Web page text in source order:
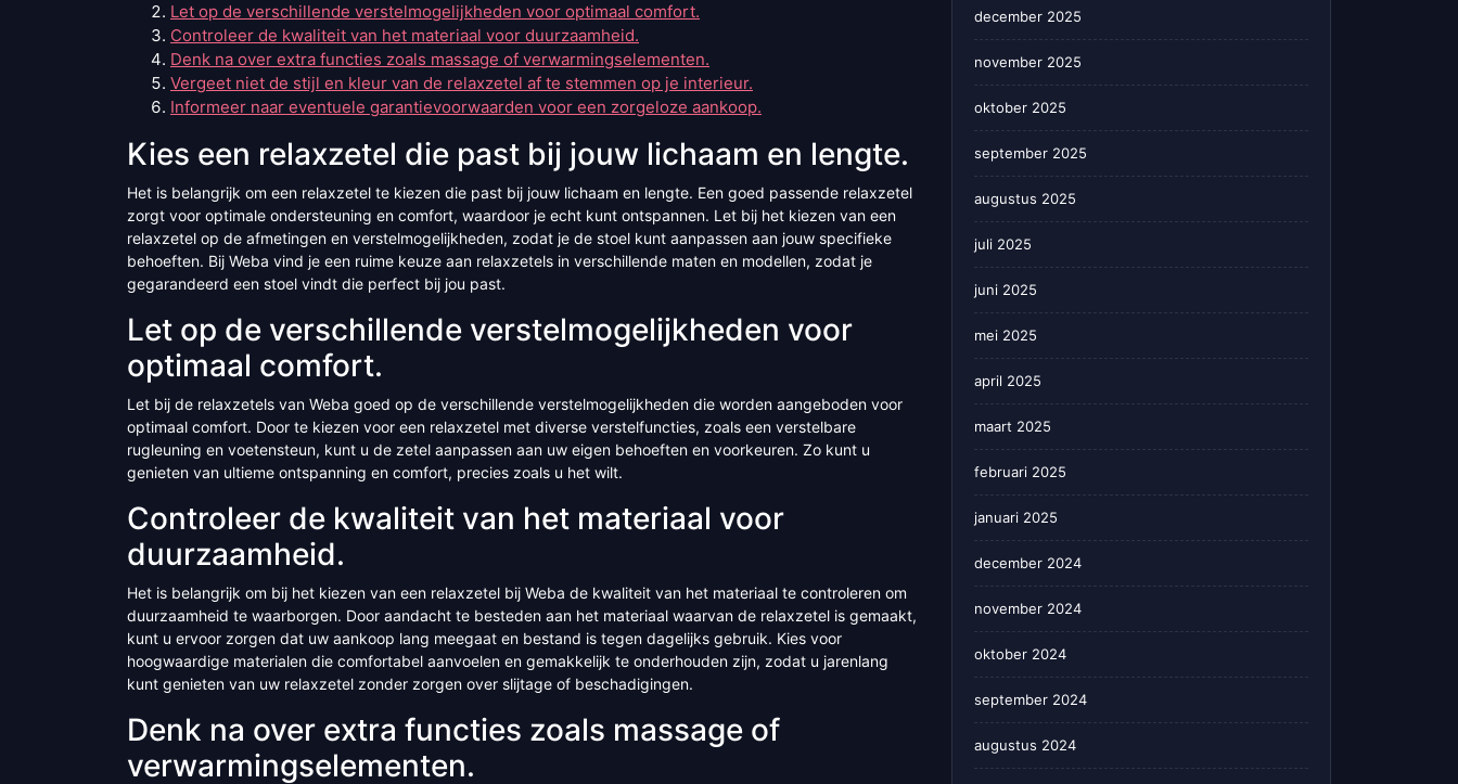
Let op de verschillende verstelmogelijkheden voor optimaal comfort.
Controleer de kwaliteit van het materiaal voor duurzaamheid.
Denk na over extra functies zoals massage of verwarmingselementen.
Vergeet niet de stijl en kleur van de relaxzetel af te stemmen op je interieur.
Informeer naar eventuele garantievoorwaarden voor een zorgeloze aankoop.
Kies een relaxzetel die past bij jouw lichaam en lengte.
Het is belangrijk om een relaxzetel te kiezen die past bij jouw lichaam en lengte. Een goed passende relaxzetel
zorgt voor optimale ondersteuning en comfort, waardoor je echt kunt ontspannen. Let bij het kiezen van een
relaxzetel op de afmetingen en verstelmogelijkheden, zodat je de stoel kunt aanpassen aan jouw specifieke
behoeften. Bij Weba vind je een ruime keuze aan relaxzetels in verschillende maten en modellen, zodat je
gegarandeerd een stoel vindt die perfect bij jou past.
Let op de verschillende verstelmogelijkheden voor
optimaal comfort.
Let bij de relaxzetels van Weba goed op de verschillende verstelmogelijkheden die worden aangeboden voor
optimaal comfort. Door te kiezen voor een relaxzetel met diverse verstelfuncties, zoals een verstelbare
rugleuning en voetensteun, kunt u de zetel aanpassen aan uw eigen behoeften en voorkeuren. Zo kunt u
genieten van ultieme ontspanning en comfort, precies zoals u het wilt.
Controleer de kwaliteit van het materiaal voor
duurzaamheid.
Het is belangrijk om bij het kiezen van een relaxzetel bij Weba de kwaliteit van het materiaal te controleren om
duurzaamheid te waarborgen. Door aandacht te besteden aan het materiaal waarvan de relaxzetel is gemaakt,
kunt u ervoor zorgen dat uw aankoop lang meegaat en bestand is tegen dagelijks gebruik. Kies voor
hoogwaardige materialen die comfortabel aanvoelen en gemakkelijk te onderhouden zijn, zodat u jarenlang
kunt genieten van uw relaxzetel zonder zorgen over slijtage of beschadigingen.
Denk na over extra functies zoals massage of
verwarmingselementen.
december 2025
november 2025
oktober 2025
september 2025
augustus 2025
juli 2025
juni 2025
mei 2025
april 2025
maart 2025
februari 2025
januari 2025
december 2024
november 2024
oktober 2024
september 2024
augustus 2024